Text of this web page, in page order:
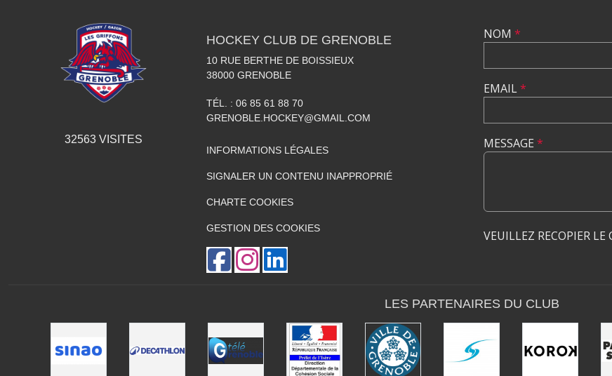
32563VISITES
HOCKEY CLUB DE GRENOBLE
10 RUE BERTHE DE BOISSIEUX
38000 GRENOBLE
TÉL. : 06 85 61 88 70
GRENOBLE.HOCKEY@GMAIL.COM
INFORMATIONS LÉGALES
SIGNALER UN CONTENU INAPPROPRIÉ
CHARTE COOKIES
GESTION DES COOKIES
NOM *
EMAIL*
MESSAGE *
VEUILLEZ RECOPIER LE
LES PARTENAIRES DU CLUB